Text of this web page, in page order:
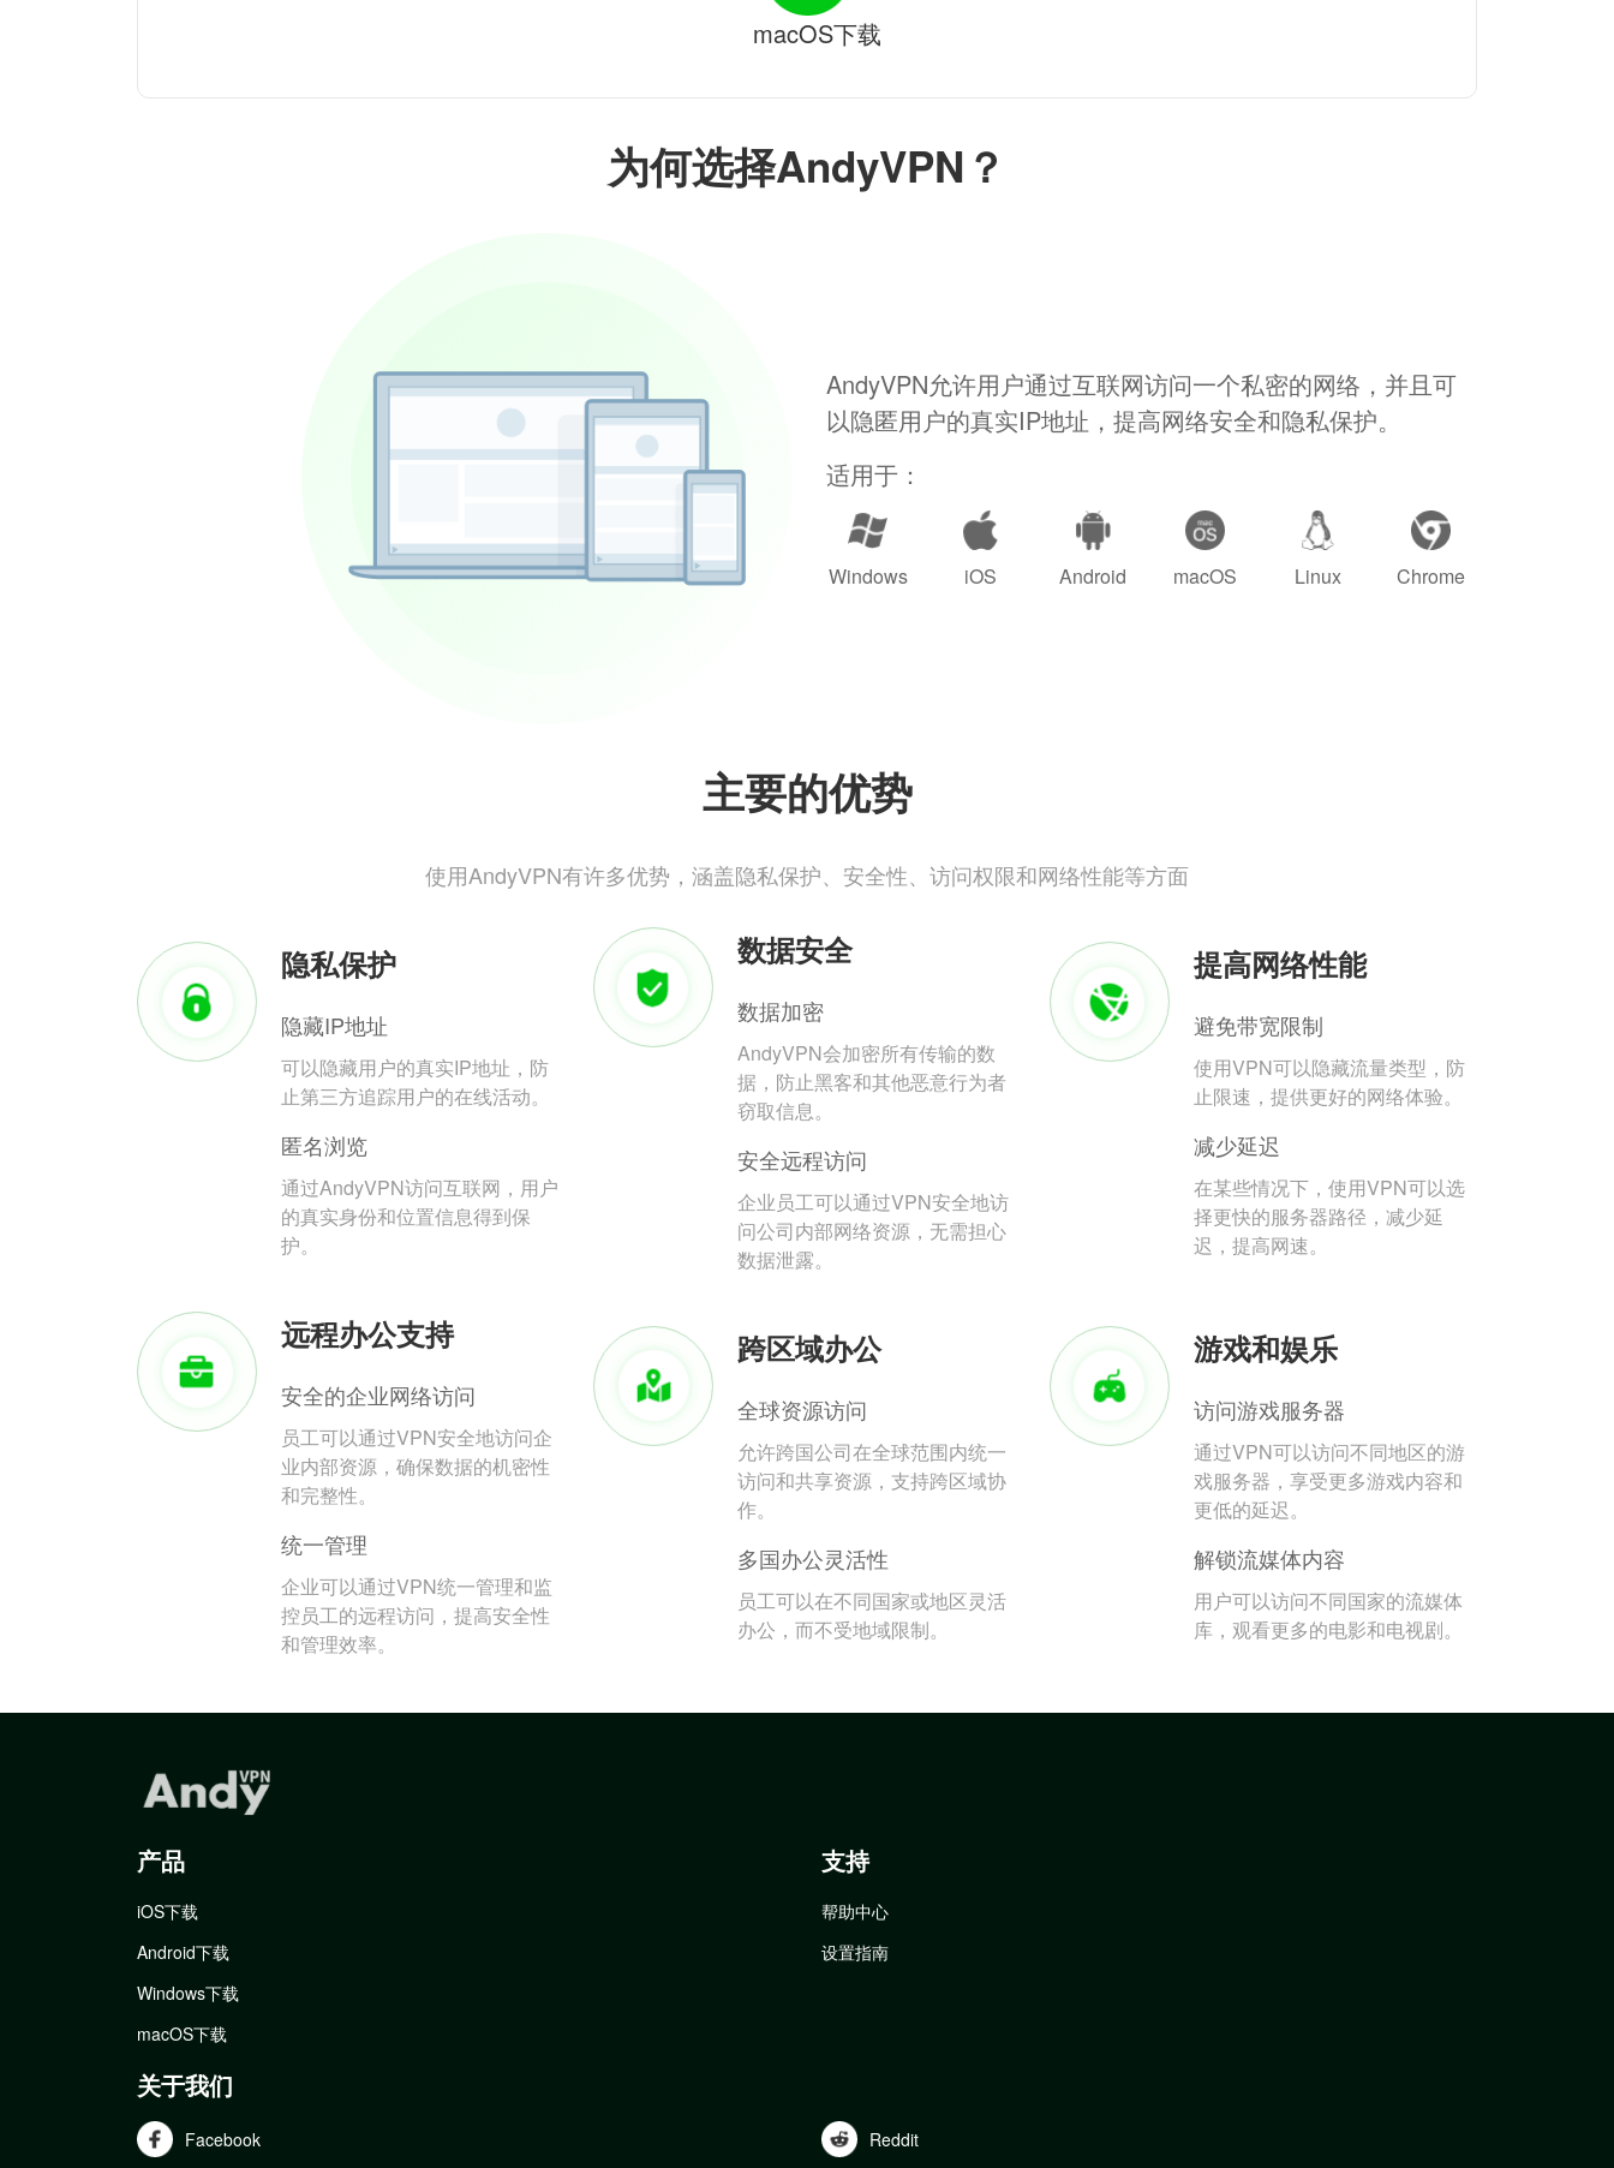
为何选择AndyVPN？
AndyVPN允许用户通过互联网访问一个私密的网络，并且可
以隐匿用户的真实IP地址，提高网络安全和隐私保护。
适用于：
Windows iOS Android macOS Linux Chrome
主要的优势
使用AndyVPN有许多优势，涵盖隐私保护、安全性、访问权限和网络性能等方面
隐私保护
隐藏IP地址
可以隐藏用户的真实IP地址，防
止第三方追踪用户的在线活动。
匿名浏览
通过AndyVPN访问互联网，用户
的真实身份和位置信息得到保
护。
数据安全
数据加密
AndyVPN会加密所有传输的数
据，防止黑客和其他恶意行为者
窃取信息。
安全远程访问
企业员工可以通过VPN安全地访
问公司内部网络资源，无需担心
数据泄露。
提高网络性能
避免带宽限制
使用VPN可以隐藏流量类型，防
止限速，提供更好的网络体验。
减少延迟
在某些情况下，使用VPN可以选
择更快的服务器路径，减少延
迟，提高网速。
远程办公支持
安全的企业网络访问
员工可以通过VPN安全地访问企
业内部资源，确保数据的机密性
和完整性。
统一管理
企业可以通过VPN统一管理和监
控员工的远程访问，提高安全性
和管理效率。
跨区域办公
全球资源访问
允许跨国公司在全球范围内统一
访问和共享资源，支持跨区域协
作。
多国办公灵活性
员工可以在不同国家或地区灵活
办公，而不受地域限制。
游戏和娱乐
访问游戏服务器
通过VPN可以访问不同地区的游
戏服务器，享受更多游戏内容和
更低的延迟。
解锁流媒体内容
用户可以访问不同国家的流媒体
库，观看更多的电影和电视剧。
macOS下载
产品
iOS下载
Android下载
Windows下载
macOS下载
支持
帮助中心
设置指南
关于我们
Facebook Reddit